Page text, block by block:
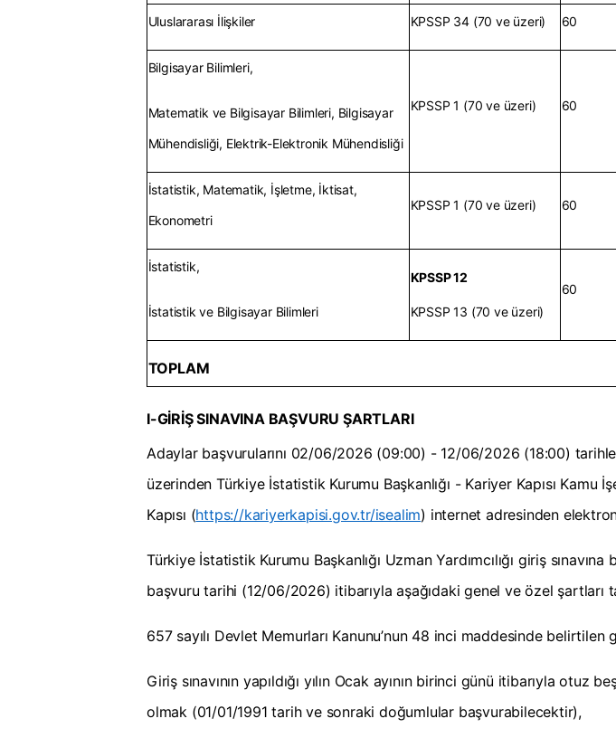
Uluslararası İlişkiler KPSSP 34 (70 ve üzeri) 60
Bilgisayar Bilimleri,
Matematik ve Bilgisayar Bilimleri, Bilgisayar
Mühendisliği, Elektrik-Elektronik Mühendisliği
KPSSP 1 (70 ve üzeri) 60
İstatistik, Matematik, İşletme, İktisat,
Ekonometri
KPSSP 1 (70 ve üzeri) 60
İstatistik,
İstatistik ve Bilgisayar Bilimleri
KPSSP 12
KPSSP 13 (70 ve üzeri)
60
TOPLAM
I-GİRİŞ SINAVINA BAŞVURU ŞARTLARI
Adaylar başvurularını 02/06/2026 (09:00) - 12/06/2026 (18:00)
üzerinden Türkiye İstatistik Kurumu Başkanlığı - Kariyer Kapısı Kamu
Kapısı (https://kariyerkapisi.gov.tr/isealim) internet adresinden
Türkiye İstatistik Kurumu Başkanlığı Uzman Yardımcılığı giriş
başvuru tarihi (12/06/2026) itibarıyla aşağıdaki genel ve özel şartları
657 sayılı Devlet Memurları Kanunu’nun 48 inci maddesinde belirtilen
Giriş sınavının yapıldığı yılın Ocak ayının birinci günü itibarıyla otuz
olmak (01/01/1991 tarih ve sonraki doğumlular başvurabilecektir),